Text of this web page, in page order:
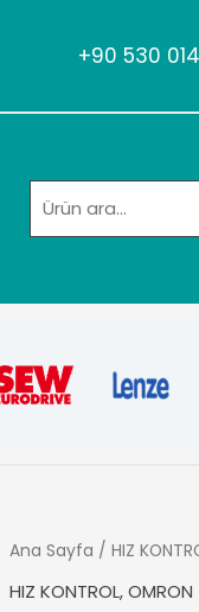
+90 530
Ana Sayfa / HIZ
HIZ KONTROL,OMRON